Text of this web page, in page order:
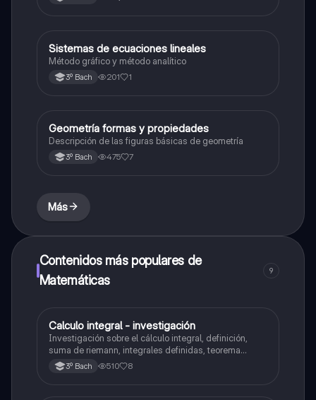
Matemáticas
Sistemas de ecuaciones lineales
Método gráfico y método analítico
3º Bach 201 1
Geometría y trigonometría
Geometría formas y propiedades
Descripción de las figuras básicas de geometría
3º Bach 475 7
Más
Contenidos más populares de
Matemáticas
9
Matemáticas
Calculo integral - investigación
Investigación sobre el cálculo integral, definición,
suma de riemann, integrales definidas, teorema
fundamental del cálculo, antiderivadas, integrales
indefinidas y ejemplos.
3º Bach 510 8